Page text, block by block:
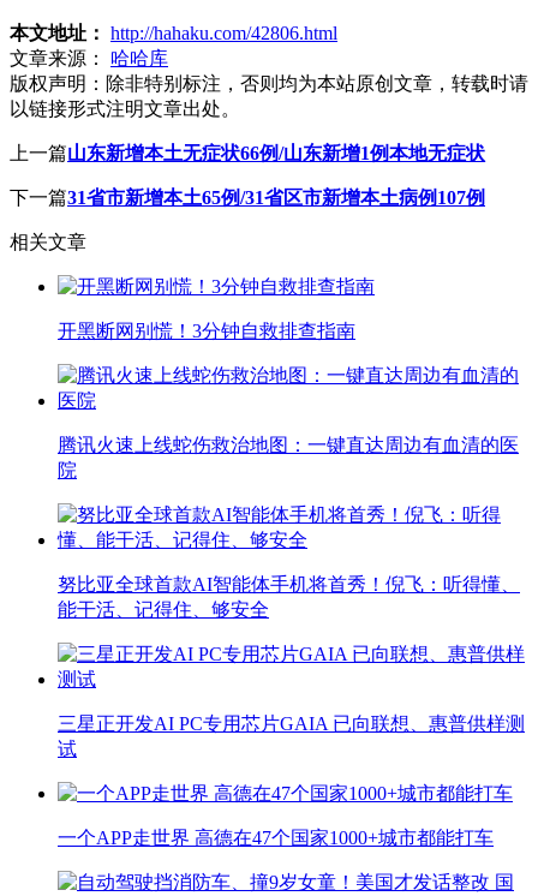
本文地址： http://hahaku.com/42806.html
文章来源：
哈哈库
版权声明： 除非特别标注，否则均为本站原创文章，转载时请
以链接形式注明文章出处。
上一篇山东新增本土无症状66例/山东新增1例本地无症状
下一篇31省市新增本土65例/31省区市新增本土病例107例
相关文章
开黑断网别慌！3分钟自救排查指南
腾讯火速上线蛇伤救治地图：一键直达周边有血清的医
院
努比亚全球首款AI智能体手机将首秀！倪飞：听得懂、
能干活、记得住、够安全
三星正开发AI PC专用芯片GAIA 已向联想、惠普供样测
试
一个APP走世界 高德在47个国家1000+城市都能打车